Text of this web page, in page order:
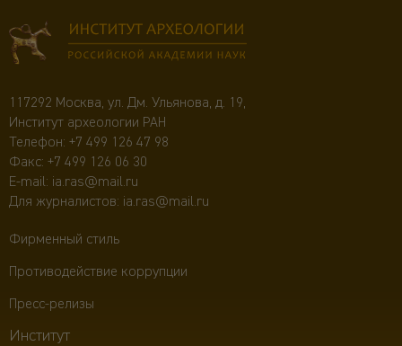
117292 Москва, ул. Дм. Ульянова, д. 19,
Институт археологии РАН
Телефон: +7 499 126 47 98
Факс: +7 499 126 06 30
E-mail: ia.ras@mail.ru
Для журналистов: ia.ras@mail.ru
Фирменный стиль
Противодействие коррупции
Пресс-релизы
Институт